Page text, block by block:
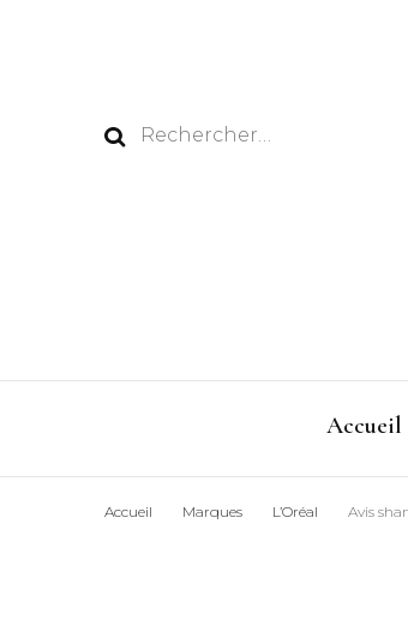
Rechercher :
Accueil
Accueil Marques L’Oréal Avis